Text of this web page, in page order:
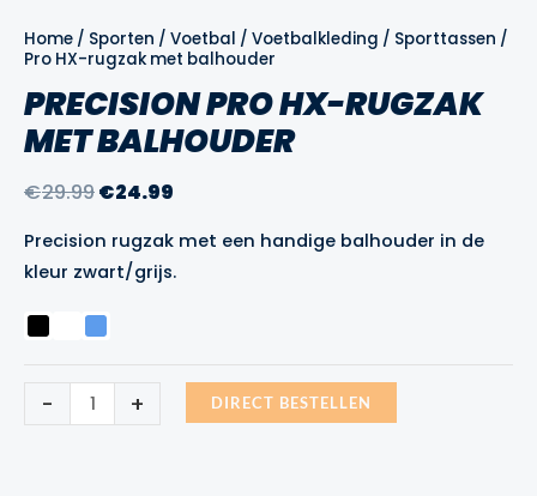
Home / Sporten / Voetbal / Voetbalkleding / Sporttassen /
Pro HX-rugzak met balhouder
PRECISION PRO HX-RUGZAK
MET BALHOUDER
€29.99Oorspronkelijke
was:
€29.99.
€24.99
is:
€24.99.
Precision rugzak met een handige balhouder in de
kleur zwart/grijs.
-
Precision
Pro
+ DIRECT BESTELLEN